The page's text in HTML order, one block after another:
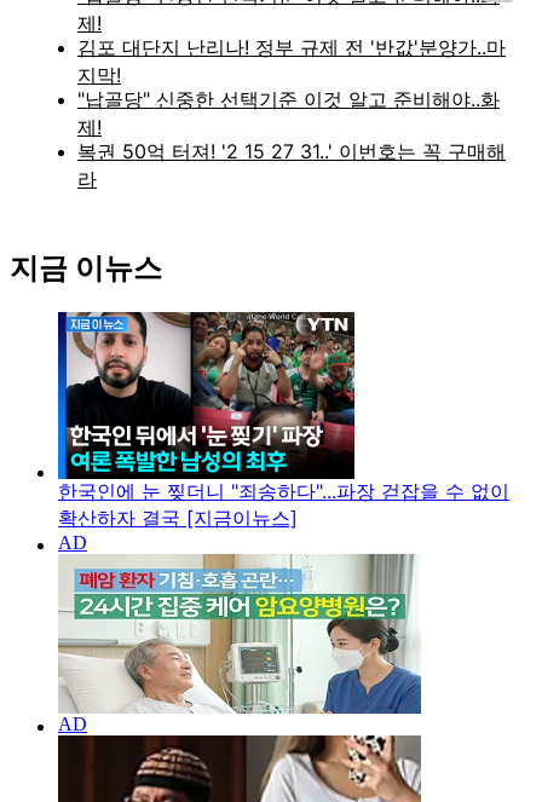
지금 이뉴스
한국인에 눈 찢더니 "죄송하다"...파장 걷잡을 수 없이
확산하자 결국 [지금이뉴스]